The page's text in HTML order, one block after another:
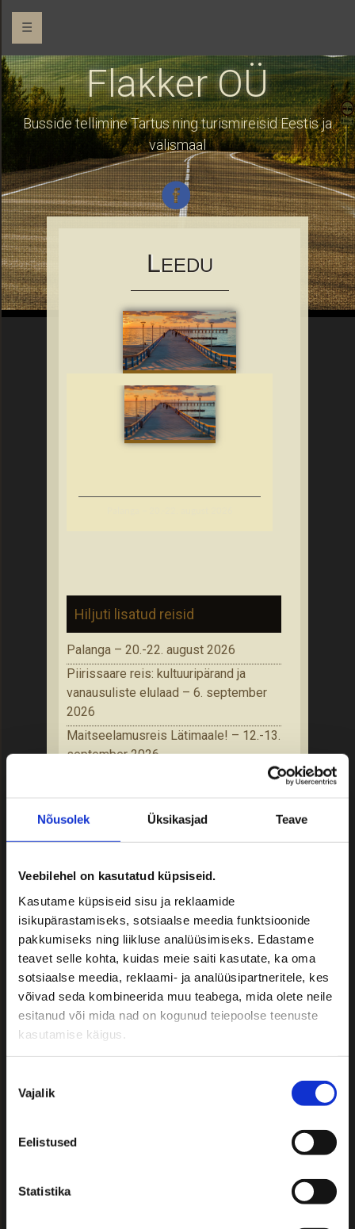
Nõusolek Üksikasjad Teave
Veebilehel on kasutatud küpsiseid.
Kasutame küpsiseid sisu ja reklaamide
isikupärastamiseks, sotsiaalse meedia funktsioonide
pakkumiseks ning liikluse analüüsimiseks. Edastame
teavet selle kohta, kuidas meie saiti kasutate, ka oma
sotsiaalse meedia, reklaami- ja analüüsipartneritele, kes
võivad seda kombineerida muu teabega, mida olete neile
esitanud või mida nad on kogunud teiepoolse teenuste
kasutamise käigus.
valik
Vajalik
Eelistused
Statistika
☰
Flakker OÜ
Busside tellimine Tartus ning turismireisid Eestis ja
välismaal
LEEDU
Hiljuti lisatud reisid
Palanga – 20.-22. august 2026
Piirissaare reis: kultuuripärand ja
vanausuliste elulaad – 6. september
2026
Maitseelamusreis Lätimaale! – 12.-13.
september 2026
loomaaed ja Nuuksio Rahvuspargi
rajad – 19.-20. september 2026
Õpilasreisid 2026
• Reisijate arv
• Soovitud reisi kuupäevad
• Täpne marsruut
• Reisi iseloom
• Reisijate sihtgrupp
• Muud omapoolsed soovid
olemasolu ning kehtivusaega